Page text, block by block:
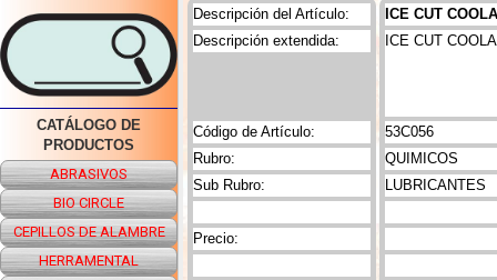
CATÁLOGO DE
PRODUCTOS
ABRASIVOS
BIO CIRCLE
CEPILLOS DE ALAMBRE
HERRAMENTAL
Descripción del Artículo:
Código de Artículo:
Rubro:
Sub Rubro:
Precio:
Descripción extendida:
ICE CUT
53C056
QUIMICOS
LUBRICANTES
ICE CUT